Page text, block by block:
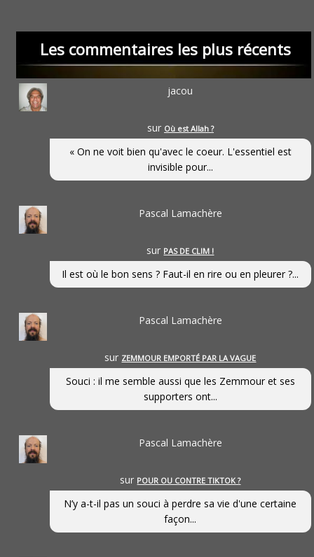
Les commentaires les plus récents
jacou
sur Où est Allah ?
« On ne voit bien qu'avec le coeur. L'essentiel est
invisible pour...
Pascal Lamachère
sur PAS DE CLIM !
Il est où le bon sens ? Faut-il en rire ou en pleurer ?...
Pascal Lamachère
sur ZEMMOUR EMPORTÉ PAR LA VAGUE
Souci : il me semble aussi que les Zemmour et ses
supporters ont...
Pascal Lamachère
sur POUR OU CONTRE TIKTOK ?
N’y a-t-il pas un souci à perdre sa vie d'une certaine
façon...